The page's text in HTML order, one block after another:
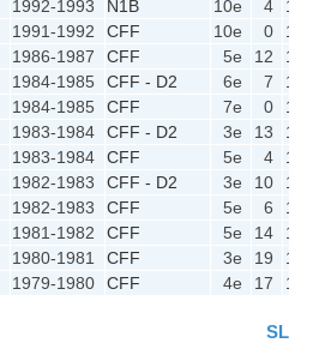
1992-1993 N1B 10e 4
18
1991-1992 CFF 10e 0
18
1986-1987 CFF 5e 12
14
1984-1985 CFF - D2 6e 7
10
1984-1985 CFF 7e 0
10
1983-1984 CFF - D2 3e 13
10
1983-1984 CFF 5e 4
10
1982-1983 CFF - D2 3e 10
10
1982-1983 CFF 5e 6
10
1981-1982 CFF 5e 14
14
1980-1981 CFF 3e 19
14
1979-1980 CFF 4e 17 14
SL